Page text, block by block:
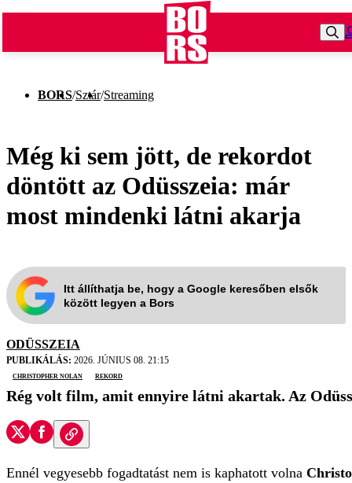
BORS/Sztár/Streaming
Még ki sem jött, de rekordot
döntött az Odüsszeia: már
most mindenki látni akarja
Itt állíthatja be, hogy a Google keresőben elsők
között legyen a Bors
ODÜSSZEIA
PUBLIKÁLÁS: 2026. JÚNIUS 08. 21:15
Christopher Nolan
rekord
Rég volt film, amit ennyire látni akartak. Az
Ennél vegyesebb fogadtatást nem is kaphatott volna